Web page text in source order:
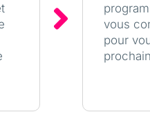
vous
pour